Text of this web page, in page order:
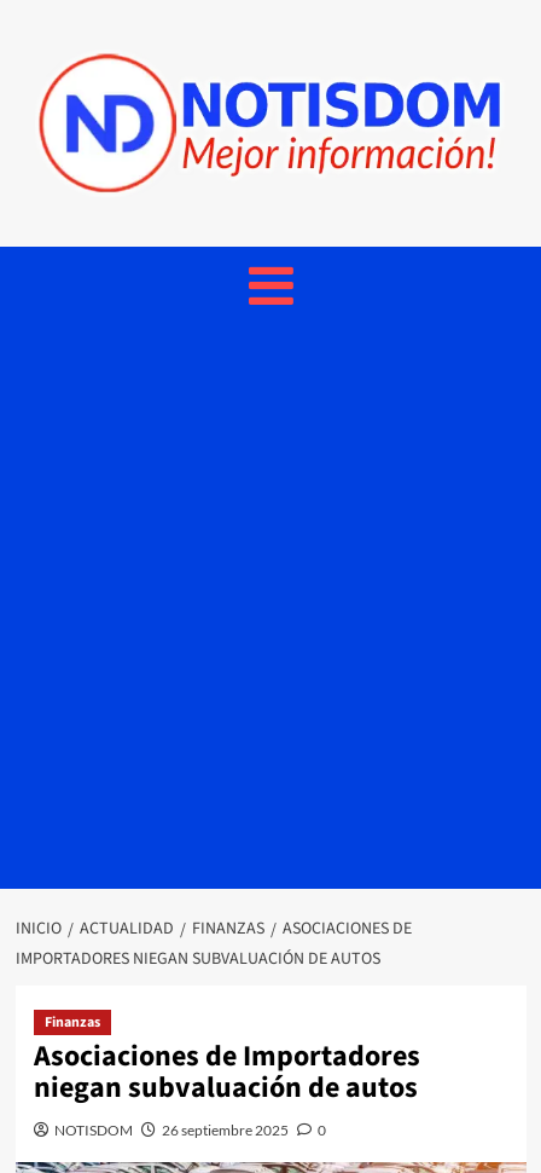
INICIO ACTUALIDAD FINANZAS
ASOCIACIONES DE
IMPORTADORES NIEGAN SUBVALUACIÓN DE AUTOS
Finanzas
Asociaciones de Importadores
niegan subvaluación de autos
NOTISDOM 26 septiembre 2025 0